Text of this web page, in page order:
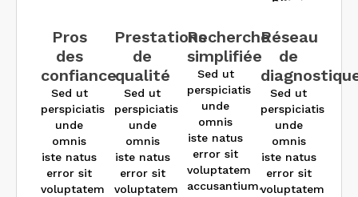
Pros
des
confiance
Sed ut
perspiciatis
unde
omnis
iste natus
error sit
voluptatem
Prestations
de
qualité
Sed ut
perspiciatis
unde
omnis
iste natus
error sit
voluptatem
Recherche
simplifiée
Sed ut
perspiciatis
unde
omnis
iste natus
error sit
voluptatem
accusantium.
Réseau
de
Sed ut
perspiciatis
unde
omnis
iste natus
error sit
voluptatem